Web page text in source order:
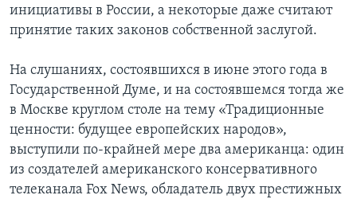
инициативы в России, а некоторые даже считают
принятие таких законов собственной заслугой.
На слушаниях, состоявшихся в июне этого года в
Государственной Думе, и на состоявшемся тогда же
в Москве круглом столе на тему «Традиционные
ценности: будущее европейских народов»,
выступили по-крайней мере два американца: один
из создателей американского консервативного
телеканала Fox News, обладатель двух престижных